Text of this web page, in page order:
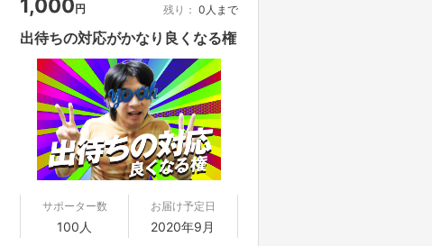
円 残り： 0人まで
出待ちの対応がかなり良くなる権
サポーター数
100人
お届け予定日
2020年9月